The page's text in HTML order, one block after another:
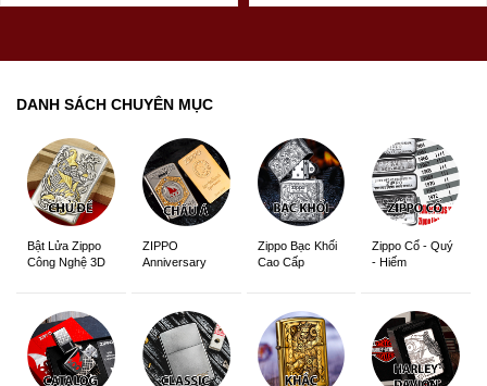
DANH SÁCH CHUYÊN MỤC
Bật Lửa Zippo
Công Nghệ 3D
ZIPPO
Anniversary
Zippo Bạc Khối
Cao Cấp
Zippo Cổ - Quý
- Hiếm